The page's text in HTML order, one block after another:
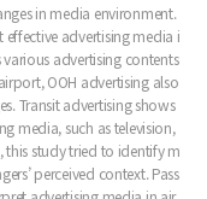
in media environment.
advertising media i
advertising contents
OOH advertising also
Transit advertising shows
media, such as television,
this study tried to identify m
perceived context. Pass